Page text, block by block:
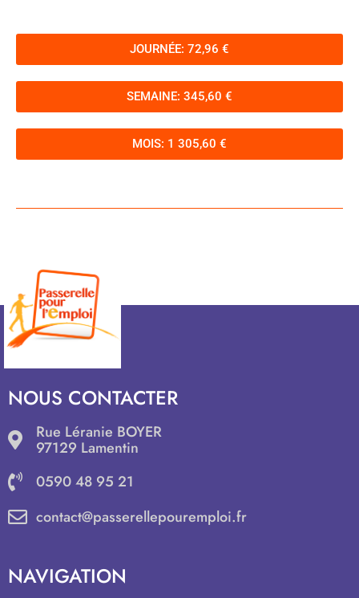
JOURNÉE: 72,96 €
SEMAINE: 345,60 €
MOIS: 1 305,60 €
NOUS CONTACTER
Rue Léranie BOYER
97129 Lamentin
0590 48 95 21
contact@passerellepouremploi.fr
NAVIGATION